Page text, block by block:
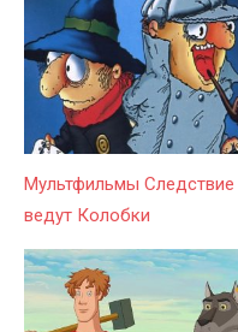
Мультфильмы Следствие
ведут Колобки